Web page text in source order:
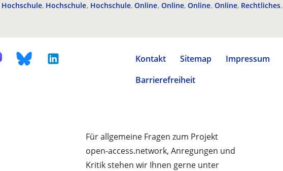
Hochschule Hochschule Hochschule Online Online Online Online Rechtliches
Kontakt Sitemap Impressum
Barrierefreiheit
Für allgemeine Fragen zum Projekt
open-access.network, Anregungen und
Kritik stehen wir Ihnen gerne unter